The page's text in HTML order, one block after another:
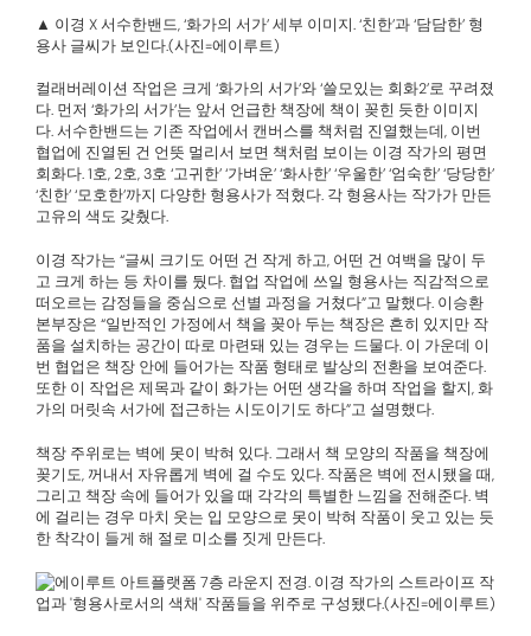
▲ 이경 X 서수한밴드, ‘화가의 서가’ 세부 이미지. ‘친한’과 ‘담담한’ 형
용사 글씨가 보인다.(사진=에이루트)
컬래버레이션 작업은 크게 ‘화가의 서가’와 ‘쓸모있는 회화2’로 꾸려졌
다. 먼저 ‘화가의 서가’는 앞서 언급한 책장에 책이 꽂힌 듯한 이미지
다. 서수한밴드는 기존 작업에서 캔버스를 책처럼 진열했는데, 이번
협업에 진열된 건 언뜻 멀리서 보면 책처럼 보이는 이경 작가의 평면
회화다. 1호, 2호, 3호 ‘고귀한’ ‘가벼운’ ‘화사한’ ‘우울한’ ‘엄숙한’ ‘당당한’
‘친한’ ‘모호한’까지 다양한 형용사가 적혔다. 각 형용사는 작가가 만든
고유의 색도 갖췄다.
이경 작가는 “글씨 크기도 어떤 건 작게 하고, 어떤 건 여백을 많이 두
고 크게 하는 등 차이를 뒀다. 협업 작업에 쓰일 형용사는 직감적으로
떠오르는 감정들을 중심으로 선별 과정을 거쳤다”고 말했다. 이승환
본부장은 “일반적인 가정에서 책을 꽂아 두는 책장은 흔히 있지만 작
품을 설치하는 공간이 따로 마련돼 있는 경우는 드물다. 이 가운데 이
번 협업은 책장 안에 들어가는 작품 형태로 발상의 전환을 보여준다.
또한 이 작업은 제목과 같이 화가는 어떤 생각을 하며 작업을 할지, 화
가의 머릿속 서가에 접근하는 시도이기도 하다”고 설명했다.
책장 주위로는 벽에 못이 박혀 있다. 그래서 책 모양의 작품을 책장에
꽂기도, 꺼내서 자유롭게 벽에 걸 수도 있다. 작품은 벽에 전시됐을 때,
그리고 책장 속에 들어가 있을 때 각각의 특별한 느낌을 전해준다. 벽
에 걸리는 경우 마치 웃는 입 모양으로 못이 박혀 작품이 웃고 있는 듯
한 착각이 들게 해 절로 미소를 짓게 만든다.